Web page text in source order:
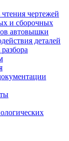
чертежей
и сборочных
автовышки
деталей